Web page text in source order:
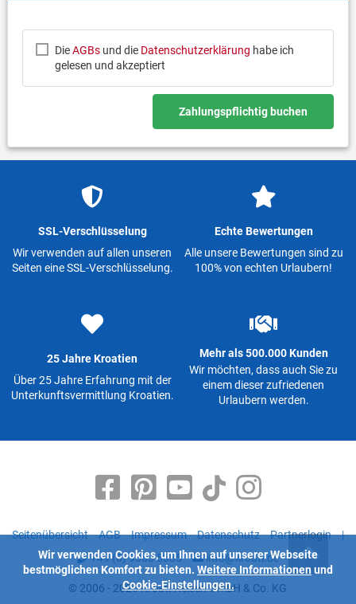
DieAGBsund die Datenschutzerklärung habe ich
gelesen und akzeptiert
Zahlungspflichtig buchen
SSL-Verschlüsselung
Wir verwenden auf allen unseren
Seiten eine SSL-Verschlüsselung.
Echte Bewertungen
Alle unsere Bewertungen sind zu
100% von echten Urlaubern!
25 Jahre Kroatien
Über 25 Jahre Erfahrung mit der
Unterkunftsvermittlung Kroatien.
Mehr als 500.000 Kunden
Wir möchten, dass auch Sie zu
einem dieser zufriedenen
Urlaubern werden.
Seitenübersicht AGB Impressum Datenschutz Partnerlogin
|
+49 (0) 9363 5335
info@kroati.de
© 2006 - 2026 Kroati-Reisen GmbH & Co. KG
Wir verwenden Cookies, um Ihnen auf unserer Webseite
bestmöglichen Komfort zu bieten. Weitere Informationen und
Cookie-Einstellungen.